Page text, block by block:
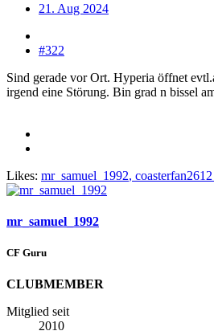
21. Aug 2024
#322
Sind gerade vor Ort. Hyperia öffnet
irgend eine Störung. Bin grad n bissel
Likes: mr_samuel_1992, coasterfan2612
mr_samuel_1992
CF Guru
CLUBMEMBER
Mitglied seit
2010